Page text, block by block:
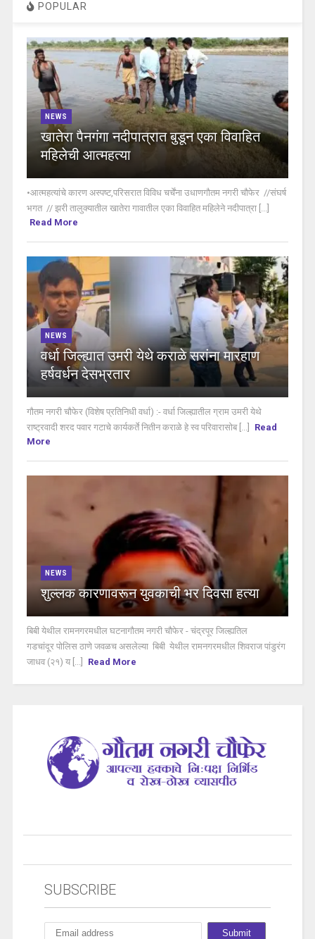
POPULAR
NEWS
खातेरा पैनगंगा नदीपात्रात बुडून एका विवाहित
महिलेची आत्महत्या
•आत्महत्यांचे कारण अस्पष्ट,परिसरात विविध चर्चेंना उधाणगौतम नगरी चौफेर //संघर्ष
भगत // झरी तालुक्यातील खातेरा गावातील एका विवाहित महिलेने नदीपात्रा [...]
Read More
NEWS
वर्धा जिल्ह्यात उमरी येथे कराळे सरांना मारहाण
हर्षवर्धन देसभ्रतार
गौतम नगरी चौफेर (विशेष प्रतिनिधी वर्धा) :- वर्धा जिल्ह्यातील ग्राम उमरी येथे
राष्ट्रवादी शरद पवार गटाचे कार्यकर्ते नितीन कराळे हे स्व परिवारासोब [...]
Read
More
NEWS
शुल्लक कारणावरून युवकाची भर दिवसा हत्या
बिबी येथील रामनगरमधील घटनागौतम नगरी चौफेर - चंद्रपूर जिल्ह्यतिल
गडचांदूर पोलिस ठाणे जवळच असलेल्या बिबी येथील रामनगरमधील शिवराज पांडुरंग
जाधव (२१) य [...]
Read More
SUBSCRIBE